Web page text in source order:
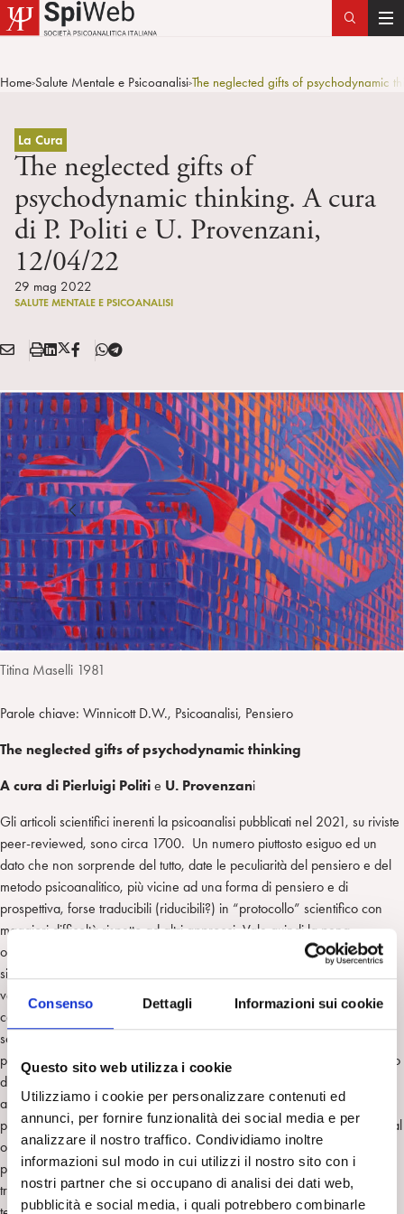
Consenso Dettagli Informazioni sui cookie
Questo sito web utilizza i cookie
Utilizziamo i cookie per personalizzare contenuti ed
annunci, per fornire funzionalità dei social media e per
analizzare il nostro traffico. Condividiamo inoltre
informazioni sul modo in cui utilizzi il nostro sito con i
nostri partner che si occupano di analisi dei dati web,
pubblicità e social media, i quali potrebbero combinarle
T
g
Home>Salute Mentale e Psicoanalisi>The neglected gifts of psychodynamic
La Cura
The neglected gifts of
psychodynamic thinking. A cura
di P. Politi e U. Provenzani,
12/04/22
29 mag 2022
SALUTE MENTALE E PSICOANALISI
Condividi:
E
A
L
S
a
p
a
L
n
k
e
d
i
n
X
T
w
i
t
t
e
F
T
l
e
g
r
a
m
Titina Maselli 1981
Parole chiave: Winnicott D.W., Psicoanalisi, Pensiero
The neglected gifts of psychodynamic thinking
A cura di Pierluigi Politi e U. Provenzani
Gli articoli scientifici inerenti la psicoanalisi pubblicati nel 2021, su riviste
peer-reviewed, sono circa 1700. Un numero piuttosto esiguo ed un
dato che non sorprende del tutto, date le peculiarità del pensiero e del
metodo psicoanalitico, più vicine ad una forma di pensiero e di
prospettiva, forse traducibili (riducibili?) in “protocollo” scientifico con
maggiori difficoltà rispetto ad altri approcci. Vale quindi la pena
osservare periodicamente i modi e i contenuti con i quali la psicoanalisi
si affaccia sul panorama della letteratura scientifica. Ciò permette di
valutarne l’impatto generale, ma soprattutto di approfondire le sue
connessioni con la psichiatria, che oggi si affida spesso agli articoli
scientifici per il proprio aggiornamento e approfondimento
professionale.Condividiamo quindi un primo e valido esempio di articolo
di approfondimento psicoanalitico, dal titolo “Clinical wisdom, science
and evidence: The neglected gifts of psychodynamic thinking”
pubblicato recentemente sulla rivista “Australian & New Zealand Journal
of Psychiatry” (Impact Factor: 5.74). L’articolo esplora alcuni temi
psicoanalitici e la loro importanza nella pratica clinica psichiatrica, non
trascurando di citare le evidenze scientifiche rispetto all’efficacia della